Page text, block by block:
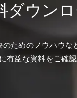
ダウン
ためのノウハウな
有益な資料をご確認